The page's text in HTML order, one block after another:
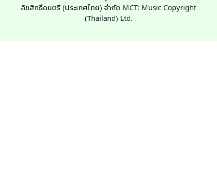
ลิขสิทธิ์ดนตรี (ประเทศไทย) จำกัด MCT: Music Copyright
(Thailand) Ltd.